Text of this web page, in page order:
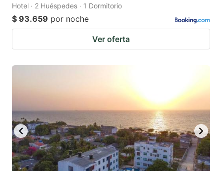
Hotel · 2 Huéspedes · 1 Dormitorio
$ 93.659 por noche
Ver oferta